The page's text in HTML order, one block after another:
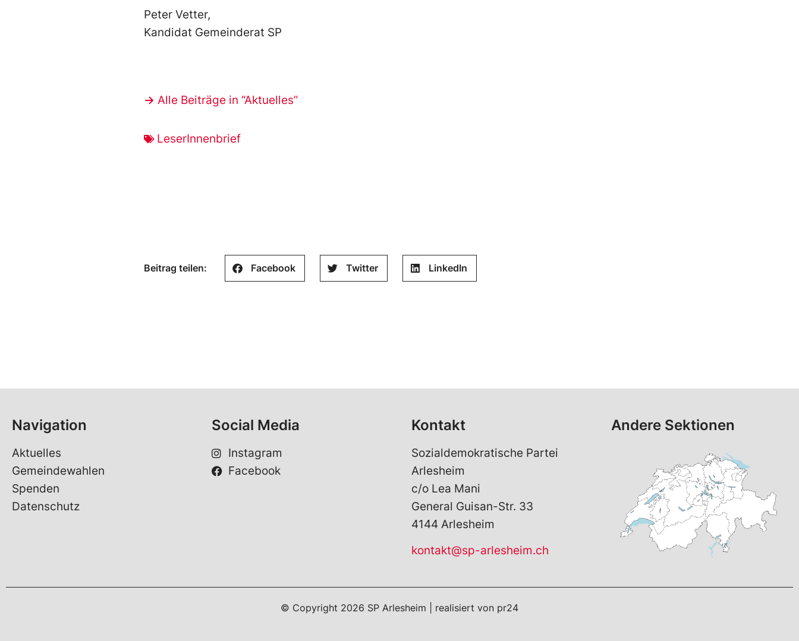
Peter Vetter,
Kandidat Gemeinderat SP
-> Alle Beiträge in “Aktuelles”
LeserInnenbrief
Beitrag teilen: Facebook Twitter LinkedIn
Navigation
Aktuelles
Gemeindewahlen
Spenden
Datenschutz
Social Media
Instagram
Facebook
Kontakt
Sozialdemokratische Partei
Arlesheim
c/o Lea Mani
General Guisan-Str. 33
4144 Arlesheim
kontakt@sp-arlesheim.ch
Andere Sektionen
© Copyright 2026 SP Arlesheim | realisiert von pr24